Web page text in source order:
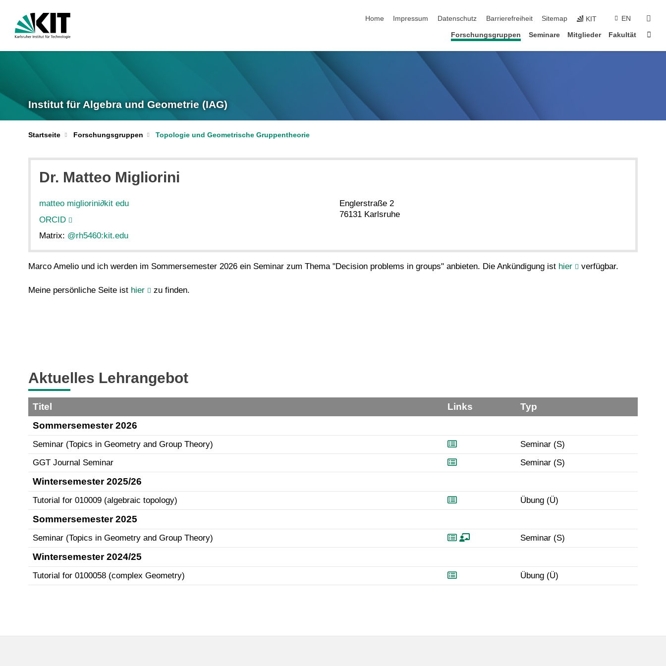
Home
Impressum Datenschutz Barrierefreiheit Sitemap KIT EN
Forschungsgruppen Seminare Mitglieder Fakultät
Institut für Algebra und Geometrie (IAG)
Startseite Forschungsgruppen Topologie und Geometrische Gruppentheorie
Dr. Matteo Migliorini
matteo migliorini∂kit edu
ORCID
Matrix: @rh5460:kit.edu
Englerstraße 2
76131 Karlsruhe
Marco Amelio und ich werden im Sommersemester 2026 ein Seminar zum Thema "Decision problems in groups" anbieten. Die Ankündigung ist hier verfügbar.
Meine persönliche Seite ist hier zu finden.
Aktuelles Lehrangebot
Titel Links
Typ
Sommersemester 2026
Seminar (Topics in Geometry and Group Theory)
Seminar (S)
GGT Journal Seminar
Seminar (S)
Wintersemester 2025/26
Tutorial for 010009 (algebraic topology) Übung (Ü)
Sommersemester 2025
Seminar (Topics in Geometry and Group Theory) Seminar (S)
Wintersemester 2024/25
Tutorial for 0100058 (complex Geometry) Übung (Ü)